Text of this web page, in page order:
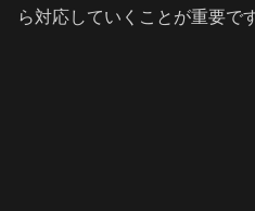
ら対応していくことが重要です